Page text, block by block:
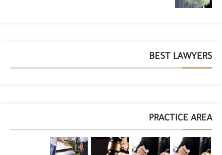
BEST LAWYERS
PRACTICE AREA